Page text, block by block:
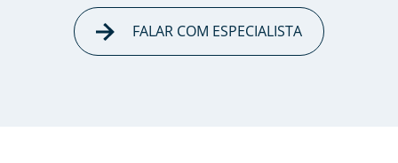
FALAR COM ESPECIALISTA